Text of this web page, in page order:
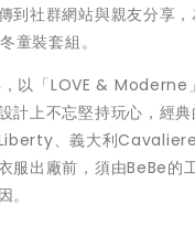
到社群網站與親友分
童裝套組。
以「LOVE & Moderne
計上不忘堅持玩心，經
、義大利
服出廠前，須由BeBe